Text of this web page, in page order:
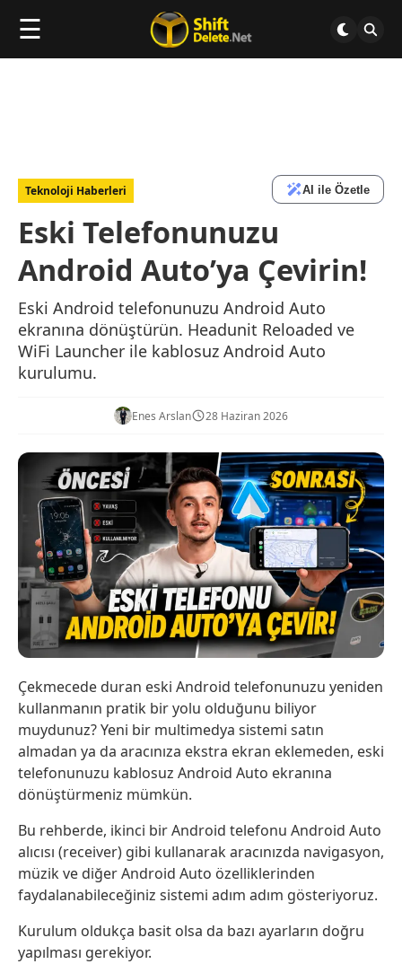
☰
Teknoloji Haberleri AI ile Özetle
Eski Telefonunuzu
Android Auto’ya Çevirin!
Eski Android telefonunuzu Android Auto
ekranına dönüştürün. Headunit Reloaded ve
WiFi Launcher ile kablosuz Android Auto
kurulumu.
Enes Arslan 28 Haziran 2026
Çekmecede duran eski Android telefonunuzu yeniden
kullanmanın pratik bir yolu olduğunu biliyor
muydunuz? Yeni bir multimedya sistemi satın
almadan ya da aracınıza ekstra ekran eklemeden, eski
telefonunuzu kablosuz Android Auto ekranına
dönüştürmeniz mümkün.
Bu rehberde, ikinci bir Android telefonu Android Auto
alıcısı (receiver) gibi kullanarak aracınızda navigasyon,
müzik ve diğer Android Auto özelliklerinden
faydalanabileceğiniz sistemi adım adım gösteriyoruz.
Kurulum oldukça basit olsa da bazı ayarların doğru
yapılması gerekiyor.